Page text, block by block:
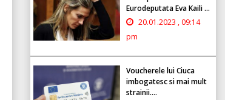
Eurodeputata Eva Kaili ...
20.01.2023 , 09:14
pm
Voucherele lui Ciuca
imbogatesc si mai mult
strainii....